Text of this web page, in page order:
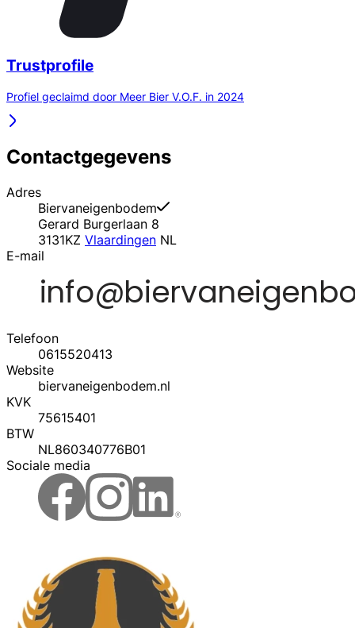
Trustprofile
Profiel geclaimd door Meer Bier V.O.F. in 2024
Contactgegevens
Adres
Biervaneigenbodem
Gerard Burgerlaan 8
3131KZ Vlaardingen NL
E-mail
Telefoon
0615520413
Website
biervaneigenbodem.nl
KVK
75615401
BTW
NL860340776B01
Sociale media